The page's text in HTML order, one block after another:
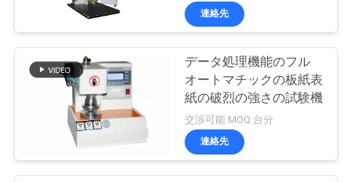
連絡先
データ処理機能のフル
オートマチックの板紙表
紙の破烈の強さの試験機
交渉可能 MOQ:台分
連絡先